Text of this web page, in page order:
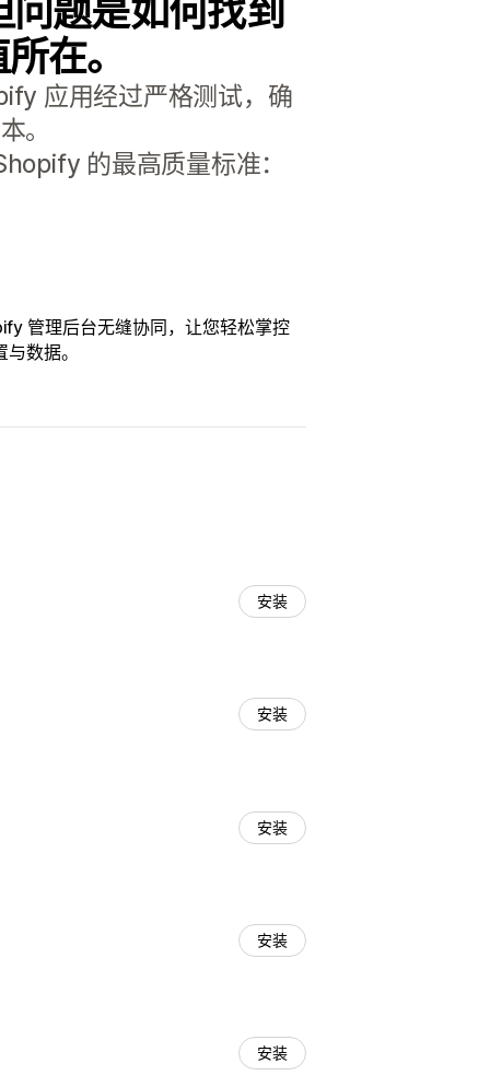
题是如何找到
在。
应用经过严格测试，确
。
的最高质量标准：
管理后台无缝协同，让您轻松掌控
数据。
安装
安装
安装
安装
安装